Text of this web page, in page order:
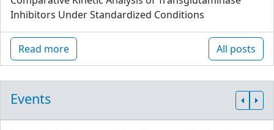
Inhibitors Under Standardized Conditions
Read more All posts
Events